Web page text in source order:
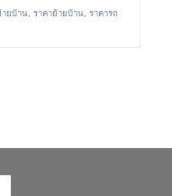
ายบ้าน ราคาย้ายบ้าน ราคารถ